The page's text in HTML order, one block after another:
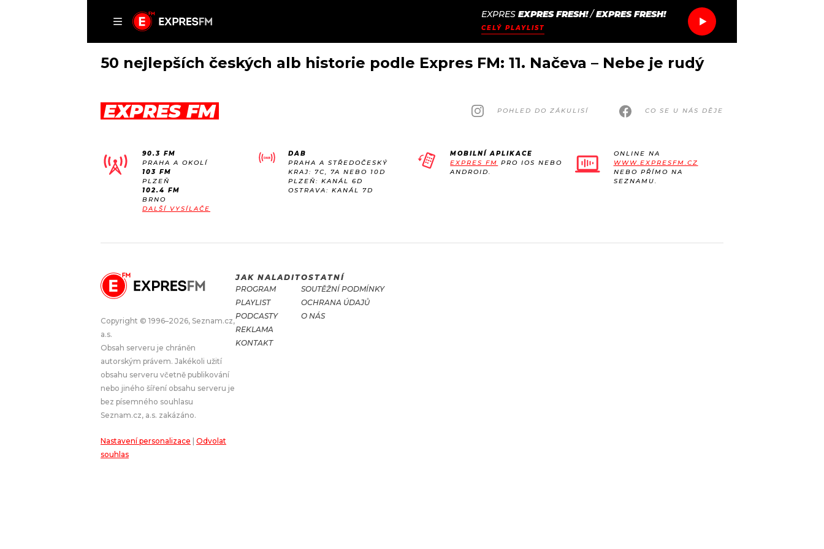
EXPRES EXPRES FRESH!/EXPRES FRESH!
CELÝ PLAYLIST
DOMŮ
AKTUÁLNĚ
ROZHOVORY
#NEBUDUDOMA
PODCASTY
JAK NALADIT
RÁDIO
APLIKACE
PROGRAM
PLAYLIST
JAK NALADIT
SOUTĚŽE
50 nejlepších českých alb historie podle Expres FM: 11. Načeva – Nebe je rudý
EXPRES FM POHLED DO ZÁKULISÍ CO SE U NÁS DĚJE
90.3 FM
PRAHA A OKOLÍ
103 FM
PLZEŇ
102.4 FM
BRNO
DALŠÍ VYSÍLAČE
DAB
PRAHA A STŘEDOČESKÝ
KRAJ: 7C, 7A NEBO 10D
PLZEŇ: KANÁL 6D
OSTRAVA: KANÁL 7D
MOBILNÍ APLIKACE
EXPRES FM PRO IOS NEBO
ANDROID.
ONLINE NA
WWW.EXPRESFM.CZ
NEBO PŘÍMO NA
SEZNAMU.
Copyright © 1996–2026, Seznam.cz,
a.s.
Obsah serveru je chráněn
autorským právem. Jakékoli užití
obsahu serveru včetně publikování
nebo jiného šíření obsahu serveru je
bez písemného souhlasu
Seznam.cz, a.s. zakázáno.
Nastavení personalizace
Odvolat
souhlas
JAK NALADIT
PROGRAM
PLAYLIST
PODCASTY
REKLAMA
KONTAKT
OSTATNÍ
SOUTĚŽNÍ PODMÍNKY
OCHRANA ÚDAJŮ
O NÁS